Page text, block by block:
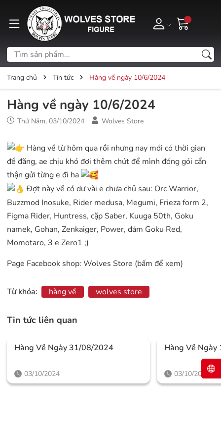
Trang chủ Tin tức Hàng về ngày 10/6/2024
Hàng về ngày 10/6/2024
Thứ Năm, 03/10/2024 Wolves Store
Hàng về từ hôm qua rồi nhưng nay mới có thời gian
để đăng, ae chịu khó đợi thêm chút để mình đóng gói cẩn
thận gửi từng e đi ha
Đợt này về có dư vài e chưa chủ sau: Orc Warrior,
Buzzmod Inosuke, Rider medusa, Megumi, Frieza form 2,
Figma Rider, Huntress, cặp Saber, Kuuga 50th, Goku
namek, Gohan, Zenkaiger, Power, đám Goku Red,
Momotaro, 3 e Zero1 ;)
Page Facebook shop: Wolves Store (bấm để xem)
Từ khóa: hàng về wolves store
Tin tức liên quan
Hàng Về Ngày 31/08/2024
03/10/2024
Hàng Về
03/10/2024